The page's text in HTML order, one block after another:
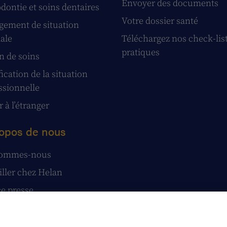
et soins dentaires
de situation
de soins
de la situation
à l’étranger
de nous
nous
chez Helan
presse
Envoyer des documents
Votre dossier santé
Téléchargez nos check-
pratiques